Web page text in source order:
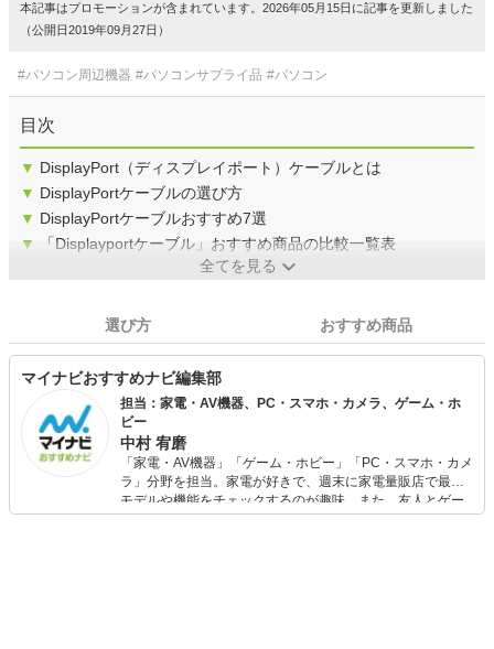
本記事はプロモーションが含まれています。2026年05月15日に記事を更新しました
（公開日2019年09月27日）
#パソコン周辺機器 #パソコンサプライ品 #パソコン
目次
▼ DisplayPort（ディスプレイポート）ケーブルとは
▼ DisplayPortケーブルの選び方
▼ DisplayPortケーブルおすすめ7選
▼
「Displayportケーブル」おすすめ商品の比較一覧表
全てを見る
選び方 おすすめ商品
マイナビおすすめナビ編集部
担当：家電・AV機器、PC・スマホ・カメラ、ゲーム・ホ
ビー
中村 宥磨
「家電・AV機器」「ゲーム・ホビー」「PC・スマホ・カメ
ラ」分野を担当。家電が好きで、週末に家電量販店で最新
モデルや機能をチェックするのが趣味。また、友人とゲー
ムを楽しみながら、新作タイトルやイベント情報もいち早